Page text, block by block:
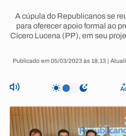
A cúpula do Republicanos se
para oferecer apoio formal ao
Cícero Lucena (PP), em seu
Publicado em 05/03/2023 às 18:13 |